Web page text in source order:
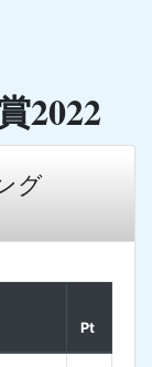
2022
グ
Pt